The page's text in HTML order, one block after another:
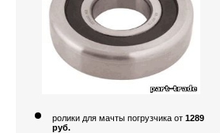
ролики для мачты погрузчика от 1289
руб.